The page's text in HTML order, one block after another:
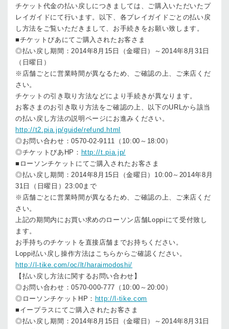
チケット代金の払い戻しにつきましては、ご購入いただいたプ
レイガイドにて行います。以下、各プレイガイドごとの払い戻
し方法をご覧いただきまして、お手続きをお願い致します。
■チケットぴあにてご購入されたお客さま
◎払い戻し期間：2014年8月15日（金曜日）～2014年8月31日
（日曜日）
※店舗ごとに営業時間が異なるため、ご確認の上、ご来店くだ
さい。
チケットの引き取り方法などにより手続きが異なります。
お客さまのお引き取り方法をご確認の上、以下のURLから該当
の払い戻し方法の説明ページにお進みください。
http://t2.pia.jp/guide/refund.html
◎お問い合わせ：0570-02-9111（10:00～18:00）
◎チケットぴあHP： http://t.pia.jp/
■ローソンチケットにてご購入されたお客さま
◎払い戻し期間：2014年8月15日（金曜日）10:00～2014年8月
31日（日曜日）23:00まで
※店舗ごとに営業時間が異なるため、ご確認の上、ご来店くだ
さい。
上記の期間内にお買い求めのローソン店舗Loppiにて受付致し
ます。
お手持ちのチケットを直接店舗までお持ちください。
Loppi払い戻し操作方法はこちらからご確認ください。
http://l-tike.com/oc/lt/haraimodoshi/
【払い戻し方法に関するお問い合わせ】
◎お問い合わせ：0570-000-777（10:00～20:00）
◎ローソンチケットHP： http://l-tike.com
■イープラスにてご購入されたお客さま
◎払い戻し期間：2014年8月15日（金曜日）～2014年8月31日